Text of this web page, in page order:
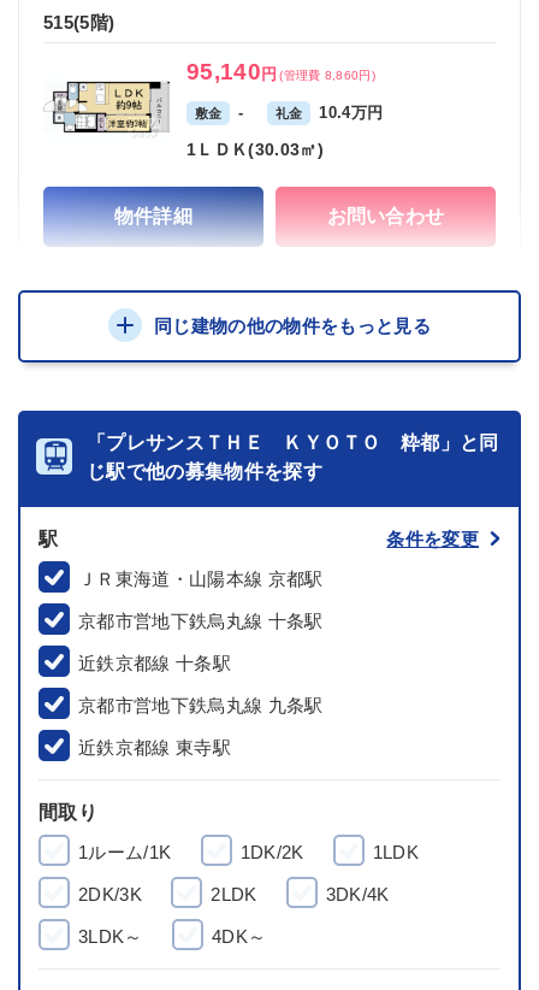
515(5階)
95,140 円 (管理費 8,860円)
敷金 - 礼金 10.4万円
1ＬＤＫ(30.03㎡)
物件詳細 お問い合わせ
同じ建物の他の物件をもっと見る
「プレサンスＴＨＥ ＫＹＯＴＯ 粋都」と同
じ駅で他の募集物件を探す
駅
条件を変更
ＪＲ東海道・山陽本線 京都駅
京都市営地下鉄烏丸線 十条駅
近鉄京都線 十条駅
京都市営地下鉄烏丸線 九条駅
近鉄京都線 東寺駅
間取り
1ルーム/1K
1DK/2K 1LDK
2DK/3K 2LDK 3DK/4K
3LDK～ 4DK～